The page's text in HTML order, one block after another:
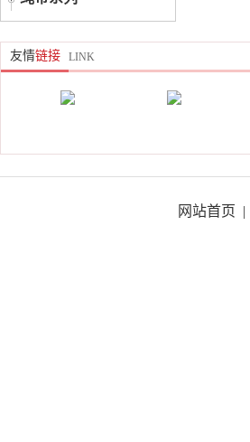
友情链接 LINK
网站首页 |